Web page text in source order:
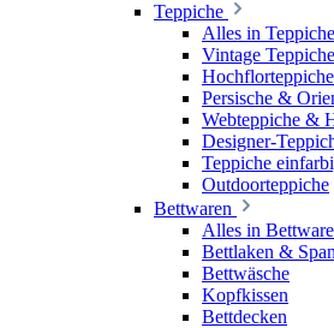
Teppiche
Alles in Teppiche
Vintage Teppiche
Persische &
Webteppiche &
Designer-
Teppiche
Outdoorteppiche
Bettwaren
Alles in
Bettlaken &
Bettwäsche
Kopfkissen
Bettdecken